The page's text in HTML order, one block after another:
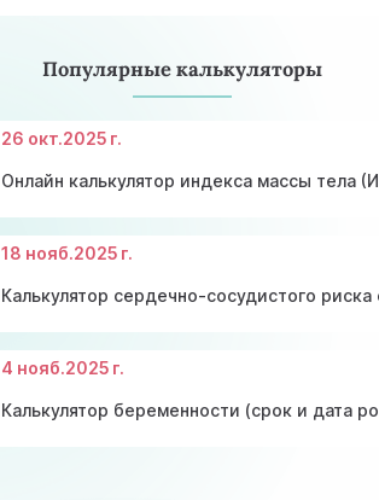
Популярные калькуляторы
26 окт.2025 г.
Онлайн калькулятор индекса массы тела
18 нояб.2025 г.
Калькулятор сердечно-сосудистого риска
4 нояб.2025 г.
Калькулятор беременности (срок и дата